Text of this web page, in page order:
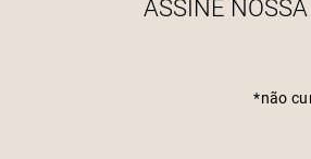
ASSINE
*não